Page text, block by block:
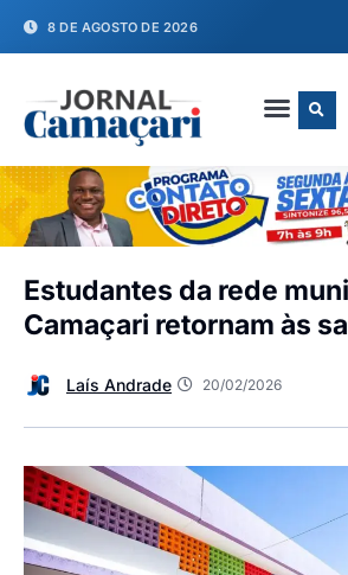
8 DE AGOSTO DE 2026
Estudantes da rede
Camaçari retornam às
Laís Andrade 20/02/2026